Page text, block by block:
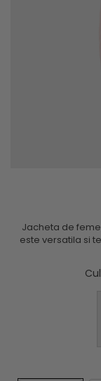
Jacheta de
este versatila si